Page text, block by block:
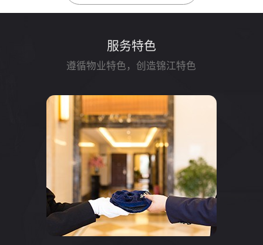
服务特色
遵循物业特色，创造锦江特色